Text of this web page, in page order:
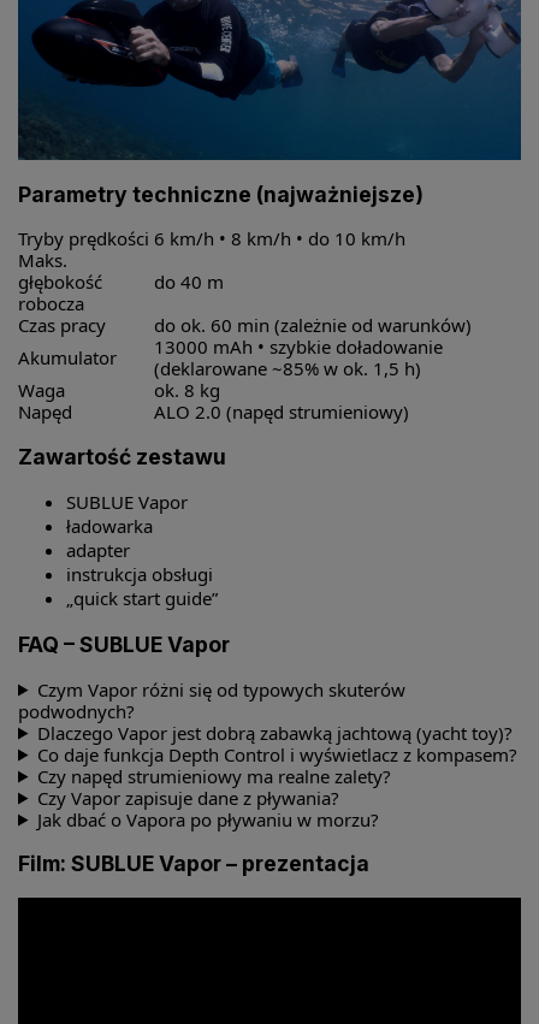
Parametry techniczne (najważniejsze)
Tryby prędkości 6 km/h • 8 km/h • do 10 km/h
Maks.
głębokość
robocza
do 40 m
Czas pracy
do ok. 60 min (zależnie od warunków)
Akumulator
13000 mAh • szybkie doładowanie
(deklarowane ~85% w ok. 1,5 h)
Waga
ok. 8 kg
Napęd
ALO 2.0 (napęd strumieniowy)
Zawartość zestawu
SUBLUE Vapor
ładowarka
adapter
instrukcja obsługi
„quick start guide”
FAQ – SUBLUE Vapor
Czym Vapor różni się od typowych skuterów
podwodnych?
Dlaczego Vapor jest dobrą zabawką jachtową (yacht toy)?
Co daje funkcja Depth Control i wyświetlacz z kompasem?
Czy napęd strumieniowy ma realne zalety?
Czy Vapor zapisuje dane z pływania?
Jak dbać o Vapora po pływaniu w morzu?
Film: SUBLUE Vapor – prezentacja